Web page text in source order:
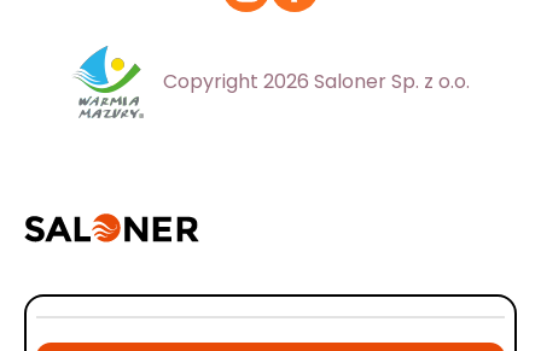
Copyright 2026 Saloner Sp. z o.o.